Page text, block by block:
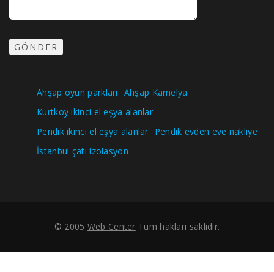
Ahşap oyun parkları
Ahşap Kamelya
Kurtköy ikinci el eşya alanlar
Pendik ikinci el eşya alanlar
Pendik evden eve nakliye
İstanbul çatı izolasyon
© 2005 Web Center Tüm hakları saklıdır.